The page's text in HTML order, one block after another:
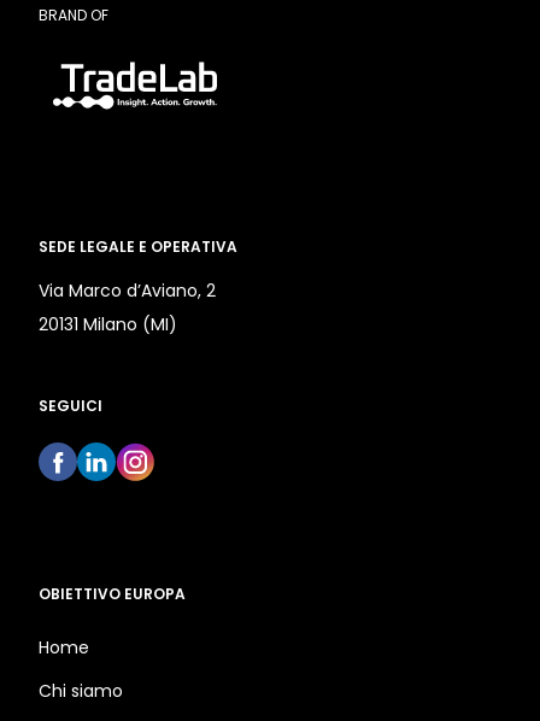
BRAND OF
SEDE LEGALE E OPERATIVA
Via Marco d’Aviano, 2
20131 Milano (MI)
SEGUICI
OBIETTIVO EUROPA
Home
Chi siamo